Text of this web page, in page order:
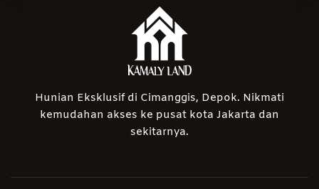
Hunian Eksklusif di Cimanggis, Depok. Nikmati
kemudahan akses ke pusat kota Jakarta dan
sekitarnya.